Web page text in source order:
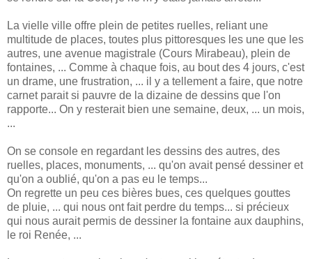
La vielle ville offre plein de petites ruelles, reliant une
multitude de places, toutes plus pittoresques les une que les
autres, une avenue magistrale (Cours Mirabeau), plein de
fontaines, ... Comme à chaque fois, au bout des 4 jours, c'est
un drame, une frustration, ... il y a tellement a faire, que notre
carnet parait si pauvre de la dizaine de dessins que l'on
rapporte... On y resterait bien une semaine, deux, ... un mois,
...
On se console en regardant les dessins des autres, des
ruelles, places, monuments, ... qu'on avait pensé dessiner et
qu'on a oublié, qu'on a pas eu le temps...
On regrette un peu ces bières bues, ces quelques gouttes
de pluie, ... qui nous ont fait perdre du temps... si précieux
qui nous aurait permis de dessiner la fontaine aux dauphins,
le roi Renée, ...